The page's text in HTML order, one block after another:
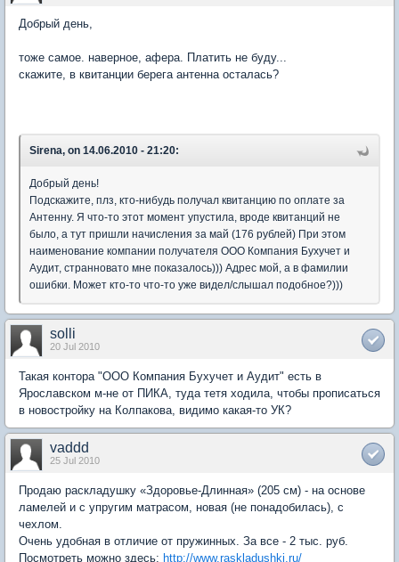
Добрый день,
тоже самое. наверное, афера. Платить не буду...
скажите, в квитанции берега антенна осталась?
Sirena, on 14.06.2010 - 21:20:
Добрый день!
Подскажите, плз, кто-нибудь получал квитанцию по оплате за
Антенну. Я что-то этот момент упустила, вроде квитанций не
было, а тут пришли начисления за май (176 рублей) При этом
наименование компании получателя ООО Компания Бухучет и
Аудит, странновато мне показалось))) Адрес мой, а в фамилии
ошибки. Может кто-то что-то уже видел/слышал подобное?)))
solli
20 Jul 2010
Такая контора "ООО Компания Бухучет и Аудит" есть в
Ярославском м-не от ПИКА, туда тетя ходила, чтобы прописаться
в новостройку на Колпакова, видимо какая-то УК?
vaddd
25 Jul 2010
Продаю раскладушку «Здоровье-Длинная» (205 см) - на основе
ламелей и с упругим матрасом, новая (не понадобилась), с
чехлом.
Очень удобная в отличие от пружинных. За все - 2 тыс. руб.
Посмотреть можно здесь: http://www.raskladushki.ru/